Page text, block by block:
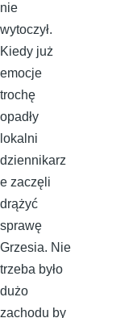
nie
wytoczył.
Kiedy już
emocje
trochę
opadły
lokalni
dziennikarz
e zaczęli
drążyć
sprawę
Grzesia. Nie
trzeba było
dużo
zachodu by